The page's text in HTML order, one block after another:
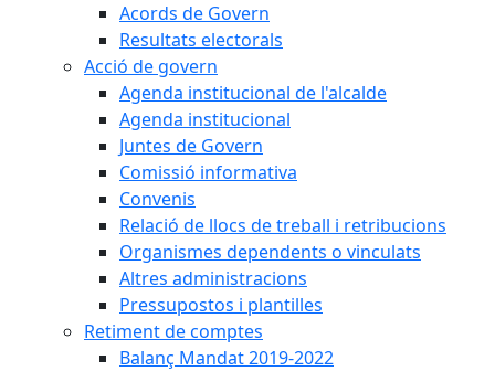
Acords de Govern
Resultats electorals
Acció de govern
Agenda institucional de l'alcalde
Agenda institucional
Juntes de Govern
Comissió informativa
Convenis
Relació de llocs de treball i retribucions
Organismes dependents o vinculats
Altres administracions
Pressupostos i plantilles
Retiment de comptes
Balanç Mandat 2019-2022